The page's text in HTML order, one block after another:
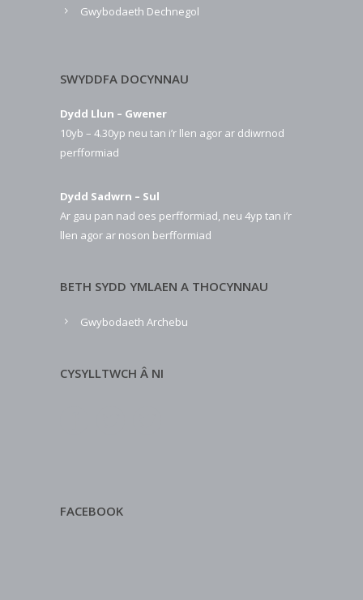
Gwybodaeth Dechnegol
SWYDDFA DOCYNNAU
Dydd Llun – Gwener
10yb – 4.30yp neu tan i’r llen agor ar ddiwrnod
perfformiad
Dydd Sadwrn – Sul
Ar gau pan nad oes perfformiad, neu 4yp tan i’r
llen agor ar noson berfformiad
BETH SYDD YMLAEN A THOCYNNAU
Gwybodaeth Archebu
CYSYLLTWCH Â NI
FACEBOOK